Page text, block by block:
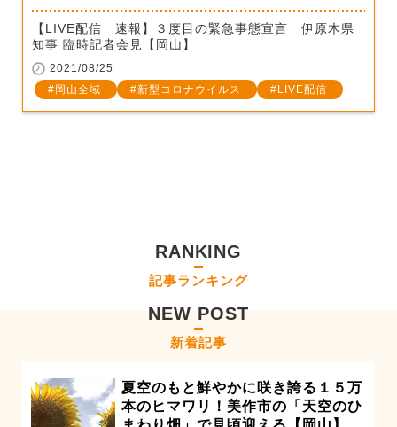
【LIVE配信 速報】３度目の緊急事態宣言 伊原木県
知事 臨時記者会見【岡山】
2021/08/25
岡山全域
新型コロナウイルス LIVE配信
RANKING
記事ランキング
NEW POST
新着記事
夏空のもと鮮やかに咲き誇る１５万
本のヒマワリ！美作市の「天空のひ